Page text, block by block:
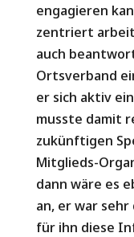
engagieren
zentriert
auch
Ortsverband
er sich aktiv
musste damit
zukünftigen
Mitglieds-
dann wäre es
an, er war sehr
für ihn diese